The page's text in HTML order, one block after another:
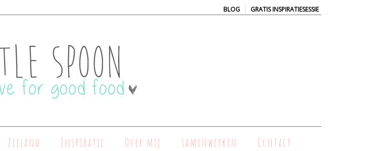
BLOG | GRATIS INSPIRATIESESSIE
Zeeland Inspiratie Over mij Samenwerken Contact